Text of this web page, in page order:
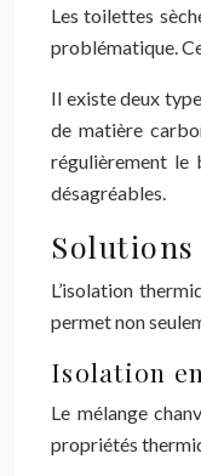
Les toilettes
problématique.
Il existe deux
de matière
régulièrement le
désagréables.
L’isolation
permet non
Isolation
Le mélange
propriétés